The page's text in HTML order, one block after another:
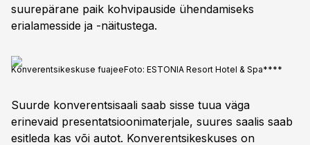
suurepärane paik kohvipauside ühendamiseks
erialamesside ja -näitustega.
Konverentsikeskuse fuajeeFoto: ESTONIA Resort Hotel & Spa****
Suurde konverentsisaali saab sisse tuua väga
erinevaid presentatsioonimaterjale, suures saalis saab
esitleda kas või autot. Konverentsikeskuses on